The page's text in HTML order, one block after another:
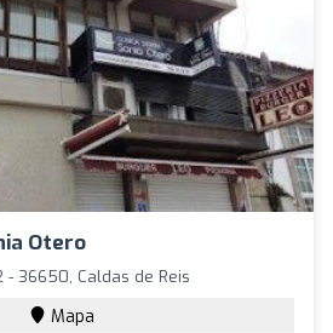
Otero
- 36650, Caldas de Reis
Mapa